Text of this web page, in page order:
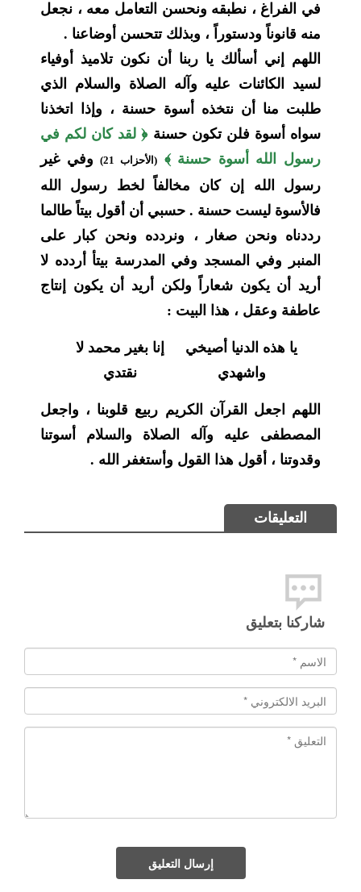
في الفراغ ، نطبقه ونحسن التعامل معه ، نجعل
منه قانوناً ودستوراً ، وبذلك تتحسن أوضاعنا .
اللهم إني أسألك يا ربنا أن نكون تلاميذ أوفياء
لسيد الكائنات عليه وآله الصلاة والسلام الذي
طلبت منا أن نتخذه أسوة حسنة ، وإذا اتخذنا
سواه أسوة فلن تكون حسنة﴿ لقد كان لكم في
رسول الله أسوة حسنة ﴾
(الأحزاب 21)
وفي غير
رسول الله إن كان مخالفاً لخط رسول الله
فالأسوة ليست حسنة . حسبي أن أقول بيتاً طالما
رددناه ونحن صغار ، ونردده ونحن كبار على
المنبر وفي المسجد وفي المدرسة بيتأ أردده لا
أريد أن يكون شعاراً ولكن أريد أن يكون إنتاج
عاطفة وعقل ، هذا البيت :
يا هذه الدنيا أصيخي
واشهدي
إنا بغير محمد لا
نقتدي
اللهم اجعل القرآن الكريم ربيع قلوبنا ، واجعل
المصطفى عليه وآله الصلاة والسلام أسوتنا
وقدوتنا ، أقول هذا القول وأستغفر الله .
التعليقات
شاركنا بتعليق
إرسال التعليق